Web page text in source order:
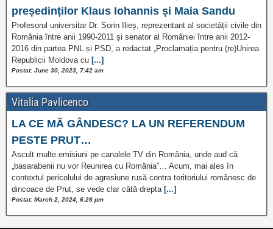
președinților Klaus Iohannis și Maia Sandu
Profesorul universitar Dr. Sorin Ilieș, reprezentant al societății civile din
România între anii 1990-2011 și senator al României între anii 2012-
2016 din partea PNL și PSD, a redactat „Proclamația pentru (re)Unirea
Republicii Moldova cu [...]
Postat: June 30, 2023, 7:42 am
Vitalia Pavlicenco
LA CE MĂ GÂNDESC? LA UN REFERENDUM
PESTE PRUT…
Ascult multe emisiuni pe canalele TV din România, unde aud că
„basarabenii nu vor Reunirea cu România”… Acum, mai ales în
contextul pericolului de agresiune rusă contra teritoriului românesc de
dincoace de Prut, se vede clar câtă drepta[...]
Postat: March 2, 2024, 6:26 pm